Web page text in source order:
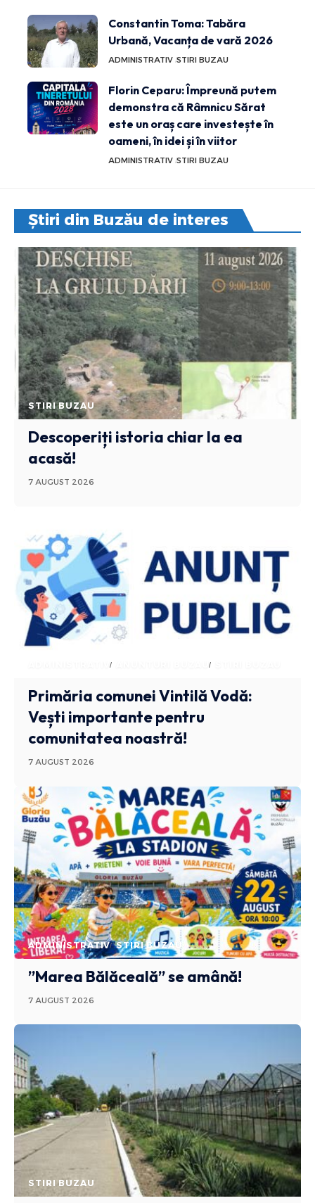
Constantin Toma: Tabăra
Urbană, Vacanța de vară 2026
ADMINISTRATIV STIRI BUZAU
Florin Ceparu: Împreună putem
demonstra că Râmnicu Sărat
este un oraș care investește în
oameni, în idei și în viitor
ADMINISTRATIV STIRI BUZAU
Știri din Buzău de interes
STIRI BUZAU
Descoperiți istoria chiar la ea
acasă!
7 AUGUST 2026
ADMINISTRATIV ANUNTURI BUZAU
Primăria comunei Vintilă Vodă:
Vești importante pentru
comunitatea noastră!
7 AUGUST 2026
ADMINISTRATIV STIRI BUZAU
”Marea Bălăceală” se amână!
7 AUGUST 2026
STIRI BUZAU